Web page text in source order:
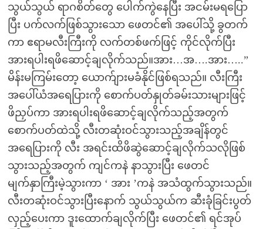
သွယ်သွယ် ရာဂစိတ်တွေ ပေါက်ကွဲနေပြီး အငမ်းမရပြော
ပြီး ပက်လက်ဖြစ်သွားသော ဖေတင်၏ အပေါ်သို့ ခွတက်
ကာ ဧရာမလီးကြီးကို လက်တစ်ဖက်ဖြင့် ကိုင်လိုက်ပြီး
အားရပါးရဖိဆောင့်ချလိုက်သည်။အား…အ….အား…..”
မိန်းမကြမ်းတော့ ယောက်ျားမခံနိုင်ဖြစ်ရသည်။ လီးကြီး
အပေါ်ယံအရေပြားကို စောက်ပတ်နှုတ်ခမ်းသားများဖြင့်
ဖိညှပ်ကာ အားရပါးရဖိဆောင့်ချလိုက်သည့်အတွက်
စောက်ပတ်ထဲသို့ လီးတဆုံးဝင်သွားသည့်အချိန်တွင်
အရေပြားကို လီး အရင်းထိဖိဆွဲဆောင့်ချလိုက်သလိုဖြစ်
သွားသည့်အတွက် ကျင်ကနဲ နာသွားပြီး ဖေတင်
မျက်နှာကြီးမဲ့သွားကာ ‘ အား ’ကနဲ အသံထွက်သွားသည်။
လီးတဆုံးဝင်သွားပြီးနောက် သွယ်သွယ်က ဆီးခုံခြင်းပွတ်
လှည့်ပေးကာ ဒူးထောက်ချလိုက်ပြီး ဖေတင်၏ ရင်အုပ်